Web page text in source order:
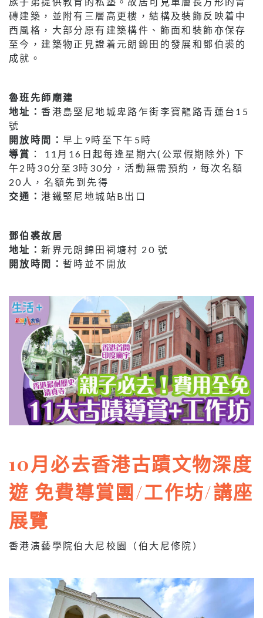
磚建築，並附有三層高更樓，結構及裝飾反映着中
西風格，大部分原有建築構件、飾面和裝飾亦保存
至今，建築物正見證着元朗錦田的發展和鄧伯裘的
成就。
魯班先師廟建
地址：香港島堅尼地城卑路乍街李寶龍路青蓮台15
號
開放時間： 早上9時至下午5時
導賞 ： 11月16日起每逢星期六(公眾假期除外) 下
午2時30分至3時30分，活動無需預約，每次名額
20人，名額先到先得
交通：港鐵堅尼地城站B出口
鄧伯裘故居
地址：新界元朗錦田祠塘村 20 號
開放時間： 暫時並不開放
10月必去香港古蹟文物深度
遊 免費導賞團/工作坊/講座
展覽
香港演藝學院伯大尼校園（伯大尼修院）